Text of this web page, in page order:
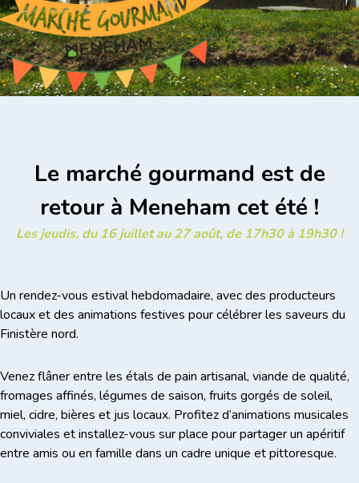
Le marché gourmand est de
retour à Meneham cet été !
Les jeudis, du 16 juillet au 27 août, de 17h30 à 19h30 !
Un rendez-vous estival hebdomadaire, avec des producteurs
locaux et des animations festives pour célébrer les saveurs du
Finistère nord.
Venez flâner entre les étals de pain artisanal, viande de qualité,
fromages affinés, légumes de saison, fruits gorgés de soleil,
miel, cidre, bières et jus locaux. Profitez d’animations musicales
conviviales et installez-vous sur place pour partager un apéritif
entre amis ou en famille dans un cadre unique et pittoresque.